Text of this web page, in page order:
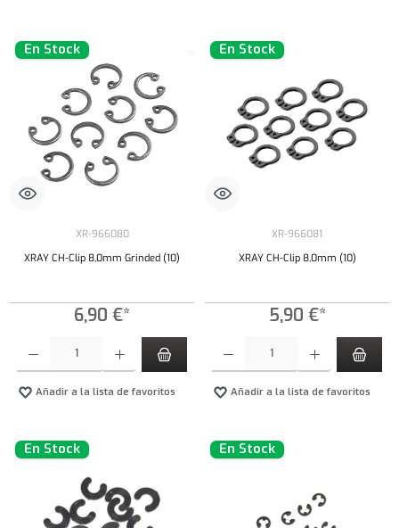
En Stock
XR-966080
XRAY CH-Clip 8,0mm Grinded (10)
6,90 €*
Añadir a la lista de favoritos
En Stock
XR-966081
XRAY CH-Clip 8,0mm (10)
5,90 €*
Añadir a la lista de favoritos
En Stock En Stock